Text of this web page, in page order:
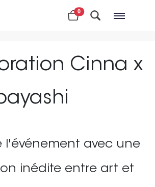
0
Cinna x
l'événement avec une
inédite entre art et